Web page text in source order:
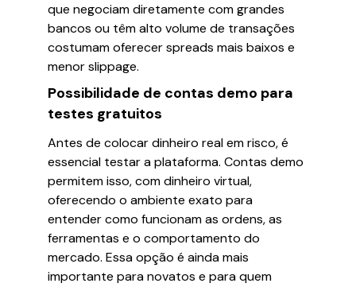
que negociam diretamente com grandes
bancos ou têm alto volume de transações
costumam oferecer spreads mais baixos e
menor slippage.
Possibilidade de contas demo para
testes gratuitos
Antes de colocar dinheiro real em risco, é
essencial testar a plataforma. Contas demo
permitem isso, com dinheiro virtual,
oferecendo o ambiente exato para
entender como funcionam as ordens, as
ferramentas e o comportamento do
mercado. Essa opção é ainda mais
importante para novatos e para quem